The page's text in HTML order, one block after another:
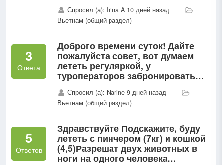
Спросил (а): Irina A 10 дней назад
Вьетнам (общий раздел)
3
Ответа
Доброго времени суток! Дайте
пожалуйста совет, вот думаем
лететь регуляркой, у
туроператоров забронировать
посмотреть и переехать в более
понравившийся отель, так...
Спросил (а): Narine 9 дней назад
Вьетнам (общий раздел)
5
Ответов
Здравствуйте Подскажите, буду
лететь с пинчером (7кг) и кошкой
(4,5)Разрешат двух животных в
ноги на одного человека